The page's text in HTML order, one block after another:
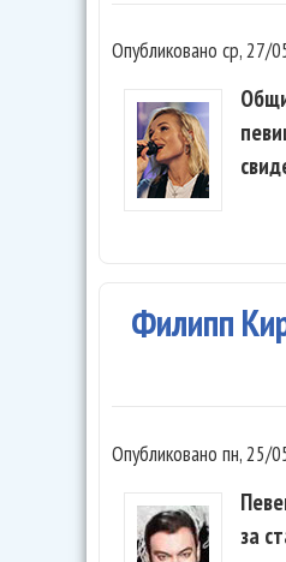
Опубликовано ср, 27/
Филипп
Опубликовано пн, 25/
за